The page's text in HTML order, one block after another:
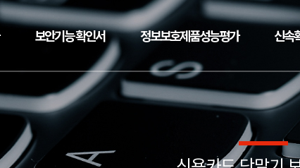
보안기능 확인서 정보보호제품성능평가 신속